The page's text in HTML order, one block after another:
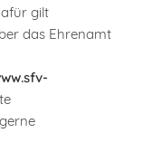
gilt
das Ehrenamt